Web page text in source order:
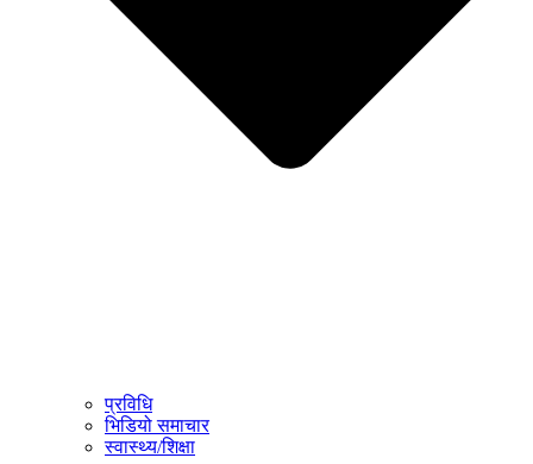
प्रविधि
भिडियो समाचार
स्वास्थ्य/शिक्षा